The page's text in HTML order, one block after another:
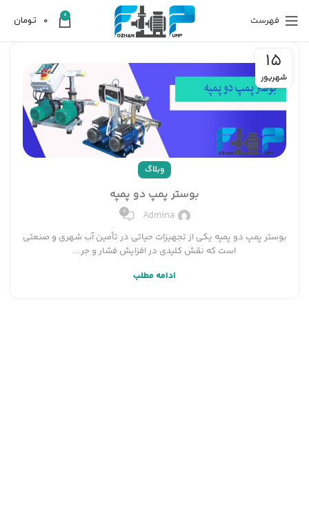
فهرست 0
0 تومان
15
شهریور
وبلاگ
بوستر پمپ دو پمپه
Admina
0
بوستر پمپ دو پمپه یکی از تجهیزات حیاتی در تأمین آب شهری و صنعتی
است که نقش کلیدی در افزایش فشار و جر...
ادامه مطلب